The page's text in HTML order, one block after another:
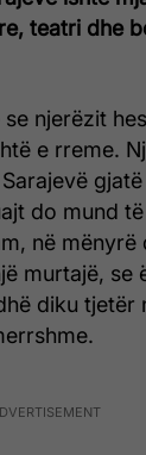
teatri dhe
njerëzit
e rreme.
do mund
në mënyrë
murtajë, se
diku tjetër